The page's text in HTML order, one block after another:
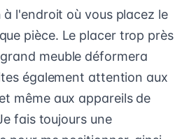
à l'endroit où vous placez le
pièce. Le placer trop près
meuble déformera
également attention aux
même aux appareils de
fais toujours une